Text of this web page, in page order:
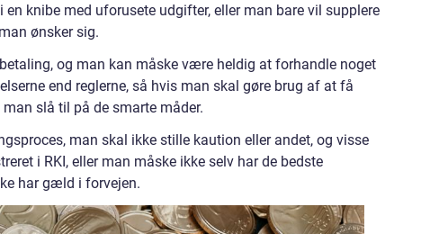
knibe med uforusete udgifter, eller man bare vil supplere
ønsker sig.
og man kan måske være heldig at forhandle noget
end reglerne, så hvis man skal gøre brug af at få
slå til på de smarte måder.
man skal ikke stille kaution eller andet, og visse
i RKI, eller man måske ikke selv har de bedste
har gæld i forvejen.